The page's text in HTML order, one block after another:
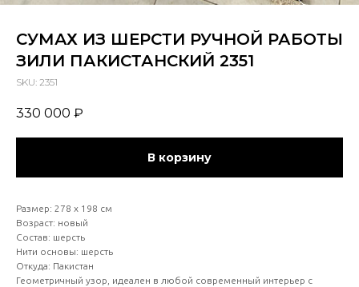
СУМАХ ИЗ ШЕРСТИ РУЧНОЙ РАБОТЫ
ЗИЛИ ПАКИСТАНСКИЙ 2351
SKU: 2351
330 000 ₽
В корзину
Размер: 278 х 198 см
Возраст: новый
Состав: шерсть
Нити основы: шерсть
Откуда: Пакистан
Геометричный узор, идеален в любой современный интерьер с